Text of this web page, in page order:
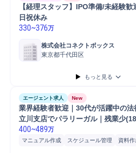
【経理スタッフ】IPO準備/未経験
日祝休み
330~376万
株式会社コネクトボックス
東京都千代田区
もっと見る
エージェント求人 New
業界経験者歓迎｜30代が活躍中の
立川支店でパラリーガル｜残業少
400~489万
マニュアル作成 スケジュール管理 資料作